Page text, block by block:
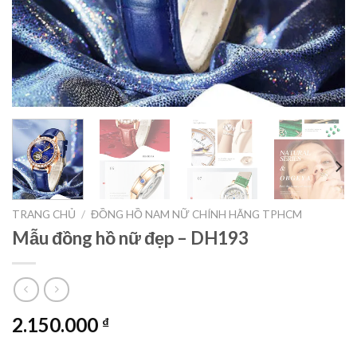
TRANG CHỦ / ĐỒNG HỒ NAM NỮ CHÍNH HÃNG TPHCM
Mẫu đồng hồ nữ đẹp – DH193
2.150.000 ₫